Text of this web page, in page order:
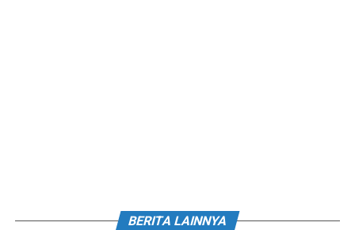
BERITA LAINNYA